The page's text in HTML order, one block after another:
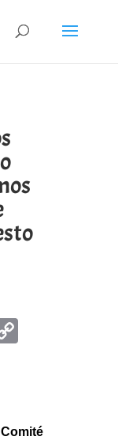
Copy